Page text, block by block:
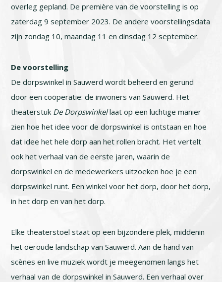
overleg gepland. De première van de voorstelling is op
zaterdag 9 september 2023. De andere voorstellingsdata
zijn zondag 10, maandag 11 en dinsdag 12 september.
De voorstelling
De dorpswinkel in Sauwerd wordt beheerd en gerund
door een coöperatie: de inwoners van Sauwerd. Het
theaterstuk De Dorpswinkellaat op een luchtige manier
zien hoe het idee voor de dorpswinkel is ontstaan en hoe
dat idee het hele dorp aan het rollen bracht. Het vertelt
ook het verhaal van de eerste jaren, waarin de
dorpswinkel en de medewerkers uitzoeken hoe je een
dorpswinkel runt. Een winkel voor het dorp, door het dorp,
in het dorp en van het dorp.
Elke theaterstoel staat op een bijzondere plek, middenin
het oeroude landschap van Sauwerd. Aan de hand van
scènes en live muziek wordt je meegenomen langs het
verhaal van de dorpswinkel in Sauwerd. Een verhaal over